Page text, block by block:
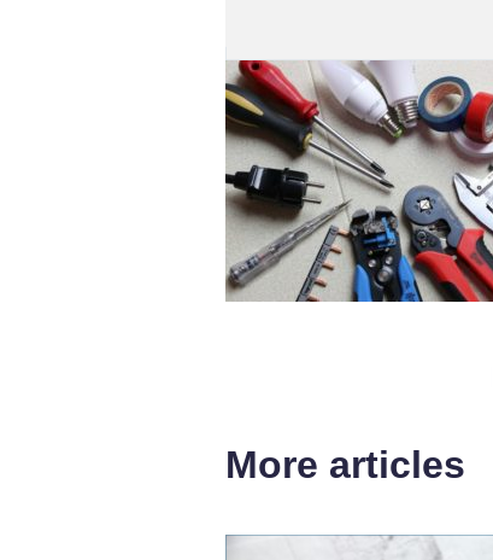
More articles